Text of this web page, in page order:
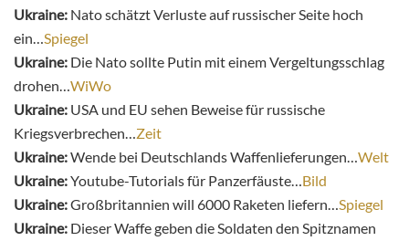
Ukraine: Nato schätzt Verluste auf russischer Seite hoch
ein… Spiegel
Ukraine: Die Nato sollte Putin mit einem Vergeltungsschlag
drohen… WiWo
Ukraine: USA und EU sehen Beweise für russische
Kriegsverbrechen… Zeit
Ukraine:Wende bei Deutschlands Waffenlieferungen… Welt
Ukraine:Youtube-Tutorials für Panzerfäuste… Bild
Ukraine:Großbritannien will 6000 Raketen liefern… Spiegel
Ukraine: Dieser Waffe geben die Soldaten den Spitznamen